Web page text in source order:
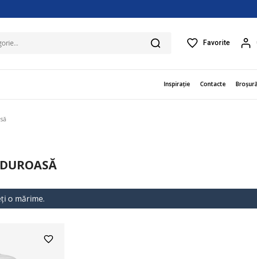
Favorite
Inspirație Contacte Broșură
o mărime.